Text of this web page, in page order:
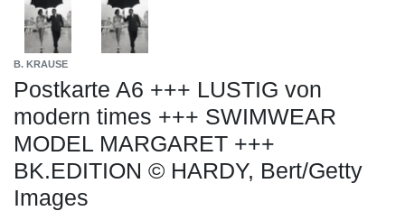
B. KRAUSE
Postkarte A6 +++ LUSTIG von
modern times +++ SWIMWEAR
MODEL MARGARET +++
BK.EDITION © HARDY, Bert/Getty
Images